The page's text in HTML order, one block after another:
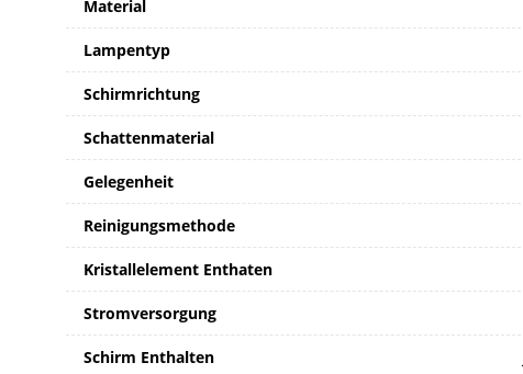
Material
Lampentyp
Schirmrichtung
Schattenmaterial
Gelegenheit
Reinigungsmethode
Kristallelement Enthaten
Stromversorgung
Schirm Enthalten